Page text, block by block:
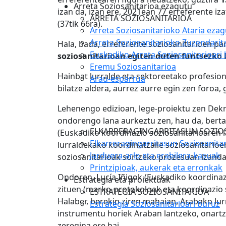
Arreta Soziosanitarioa ezagutu
ARRETA SOZIOSANITARIOA
Arreta Soziosanitarioko Ataria
Arreta Soziosanitarioko
Euskadiko Arreta Soziosanitarioari
Eremu Soziosanitarioa
Arau-esparrua
ELKARRERAGINGARRITASUN
Elkarreragingarritasun
Jarduera-arlo eta erabilera-kasuak
Printzipioak, aukerak eta erronkak
Estrategia eta proiektuak
ESTRATEGIA SOZIOSANITARIOA
Estrategia Soziosanitarioari buruz
izan da, izan ere, 2021ean 77 erreferente
(37tik 66ra).
Hala, bada, erreferente soziosanitarioen
soziosanitarioan egiten duten funtsezko
Hainbat lurralde eta sektoreetako
bilatze aldera, aurrez aurre egin zen
Lehenengo edizioan, lege-proiektu zen
ondorengo lana aurkeztu zen, hau da,
(Euskadiko koordinazio
lurraldekako koordinatzaile
soziosanitarioak sortzeko prozesuan
Ondoren, Lucía Iñigok (Euskadiko
zituen (marko-protokoloak eta
Halaber, berekin ziren mahaian, Arabako
instrumentu horiek Araban lantzeko,